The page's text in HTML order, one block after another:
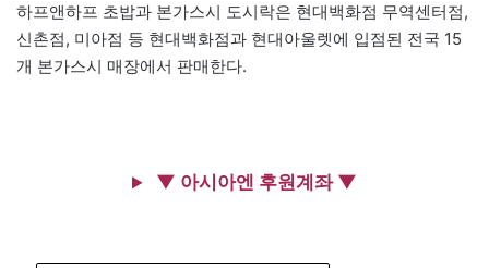
하프앤하프 초밥과 본가스시 도시락은 현대백화점 무역센터점,
신촌점, 미아점 등 현대백화점과 현대아울렛에 입점된 전국 15
개 본가스시 매장에서 판매한다.
▼ 아시아엔 후원계좌 ▼